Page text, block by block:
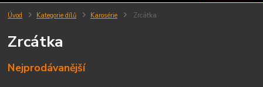
Úvod Kategorie dílů Karosérie Zrcátka
Zrcátka
Nejprodávanější